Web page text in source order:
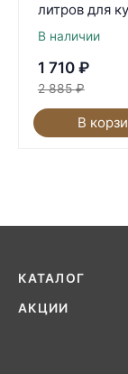
литров для
В наличии
1 710 ₽
2 885 ₽
В
КАТАЛОГ
АКЦИИ